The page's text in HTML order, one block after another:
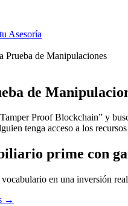
Asesoría
Prueba de Manipulaciones
de
Proof Blockchain” y
tenga acceso a los
prime con
en una inversión
→